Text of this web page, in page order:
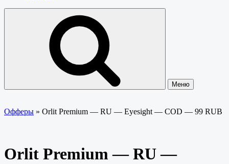
Меню
Офферы » Orlit Premium — RU — Eyesight — COD — 99 RUB
Orlit Premium — RU —